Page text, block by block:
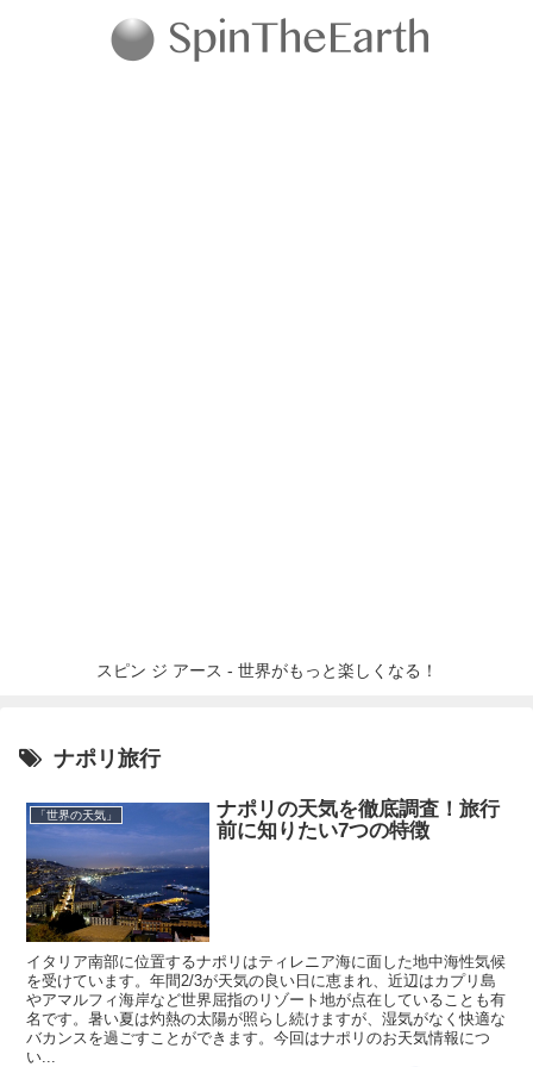
スピン ジ アース - 世界がもっと楽しくなる！
ナポリ旅行
「世界の天気」
ナポリの天気を徹底調査！旅行
前に知りたい7つの特徴
イタリア南部に位置するナポリはティレニア海に面した地中海性気候
を受けています。年間2/3が天気の良い日に恵まれ、近辺はカプリ島
やアマルフィ海岸など世界屈指のリゾート地が点在していることも有
名です。暑い夏は灼熱の太陽が照らし続けますが、湿気がなく快適な
バカンスを過ごすことができます。今回はナポリのお天気情報につ
い...